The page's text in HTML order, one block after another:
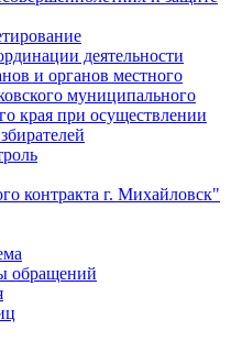
деятельности
и органов местного
муниципального
края при осуществлении
контракта г. Михайловск"
обращений